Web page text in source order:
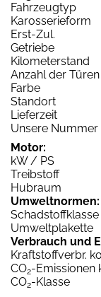
Fahrzeugtyp
Karosserieform
Erst-Zul.
Getriebe
Kilometerstand
Anzahl der Türen
Farbe
Standort
Lieferzeit
Unsere Nummer
Motor:
kW / PS
Treibstoff
Hubraum
Umweltnormen:
Schadstoffklasse
Umweltplakette
Verbrauch und
Kraftstoffverbr.
CO2-Emissionen
CO2-Klasse